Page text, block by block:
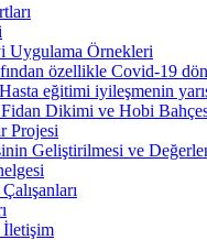
Uygulama Örnekleri
özellikle Covid-19
eğitimi iyileşmenin
Dikimi ve Hobi
Projesi
Geliştirilmesi ve